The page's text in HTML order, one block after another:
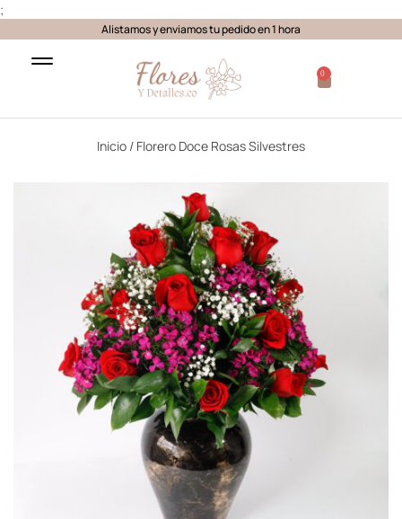
;
Alistamos y enviamos tu pedido en 1 hora
0
Inicio / Florero Doce Rosas Silvestres